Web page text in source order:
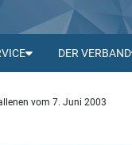
DER VERBAND
vom 7. Juni 2003